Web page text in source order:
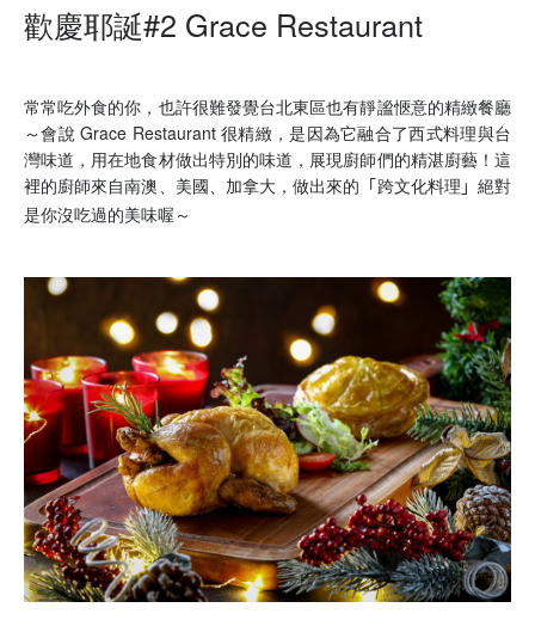
歡慶耶誕#2 Grace Restaurant
常常吃外食的你，也許很難發覺台北東區也有靜謐愜意的精緻餐廳
～會說Grace Restaurant 很精緻，是因為它融合了西式料理與台
灣味道，用在地食材做出特別的味道，展現廚師們的精湛廚藝！這
裡的廚師來自南澳、美國、加拿大，做出來的 「 跨文化料理 」 絕對
是你沒吃過的美味喔～